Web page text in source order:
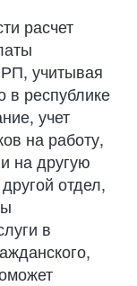
расчет
учитывая
в республике
учет
на работу,
на другую
отдел,
в